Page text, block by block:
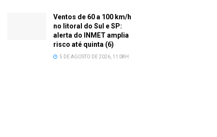
Ventos de 60 a 100 km/h
no litoral do Sul e SP:
alerta do INMET amplia
risco até quinta (6)
5 DE AGOSTO DE 2026, 11:08H